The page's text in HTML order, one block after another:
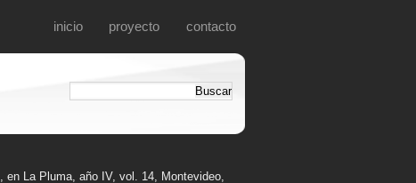
inicio proyecto contacto
, en La Pluma, año IV, vol. 14, Montevideo,